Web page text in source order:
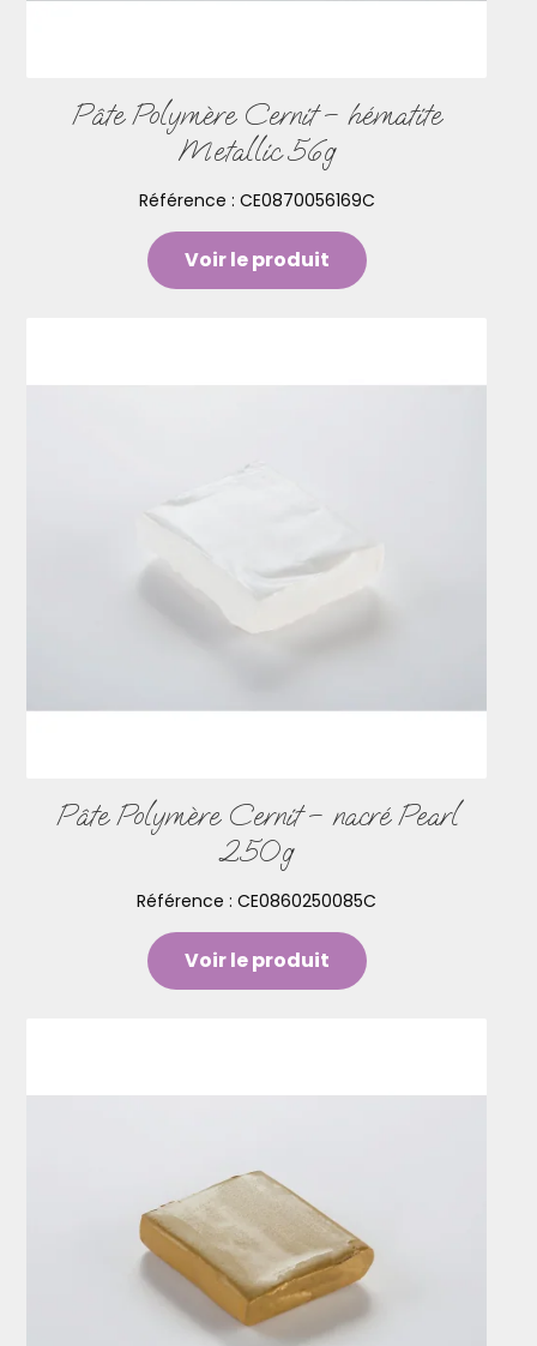
Pâte Polymère Cernit – hématite
Metallic 56g
Référence : CE0870056169C
Voir le produit
Pâte Polymère Cernit – nacré Pearl
250g
Référence : CE0860250085C
Voir le produit